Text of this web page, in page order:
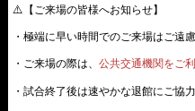
⚠️【ご来場の皆様へお知らせ】
・極端に早い時間でのご来場はご遠慮
・ご来場の際は、 公共交通機関をご
・試合終了後は速やかな退館にご協